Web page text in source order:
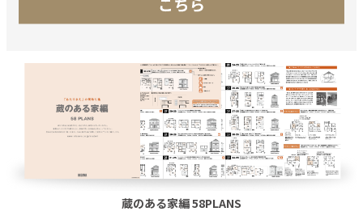
蔵のある家編 58PLANS